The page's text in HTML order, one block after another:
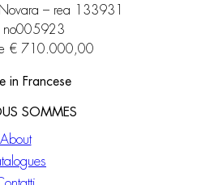
– rea 133931
no005923
€ 710.000,00
in Francese
SOMMES
About